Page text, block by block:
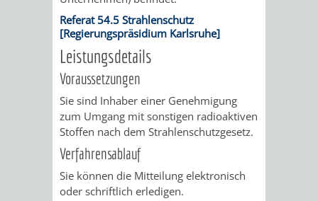
DES
OFFENEN
DENKMALS
LIEGENSCHAFTEN
ABWASSERBESEITIGUNG
ANTRAGSVERFAHREN
VERMIETE
DOCH
KULTUR,
Referat 54.5 Strahlenschutz
[Regierungspräsidium Karlsruhe]
Leistungsdetails
Voraussetzungen
Sie sind Inhaber einer Genehmigung
zum Umgang mit sonstigen radioaktiven
Stoffen nach dem Strahlenschutzgesetz.
Verfahrensablauf
Sie können die Mitteilung elektronisch
oder schriftlich erledigen.